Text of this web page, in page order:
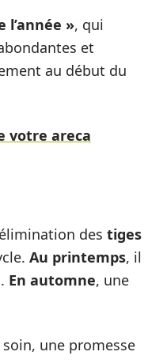
l’année », qui
et
au début du
votre areca
des tiges
Au printemps, il
En automne, une
une promesse